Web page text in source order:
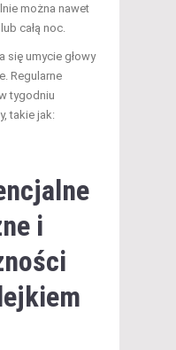
można nawet
całą noc.
się umycie głowy
Regularne
tygodniu
takie jak:
i